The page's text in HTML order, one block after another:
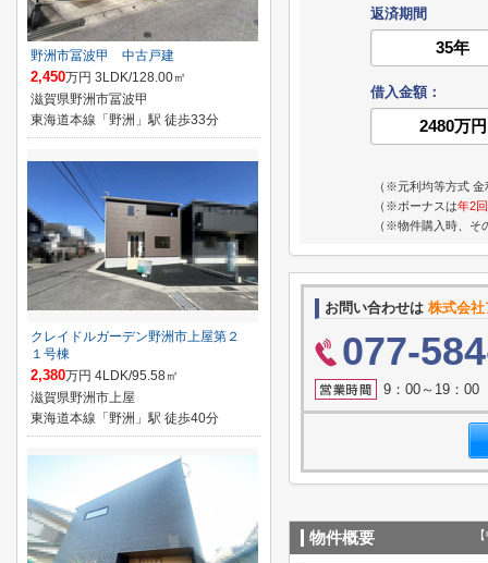
返済期間
借入金額：
（※元利均等方式 金
（※ボーナスは年2回
（※物件購入時、そ
お問い合わせは 株式会
077-
9：00～19：00
物件概要
野洲市冨波甲 中古戸建
2,450万円 3LDK/128.00㎡
滋賀県野洲市冨波甲
東海道本線「野洲」駅 徒歩33分
クレイドルガーデン野洲市上屋第２
１号棟
2,380万円 4LDK/95.58㎡
滋賀県野洲市上屋
東海道本線「野洲」駅 徒歩40分